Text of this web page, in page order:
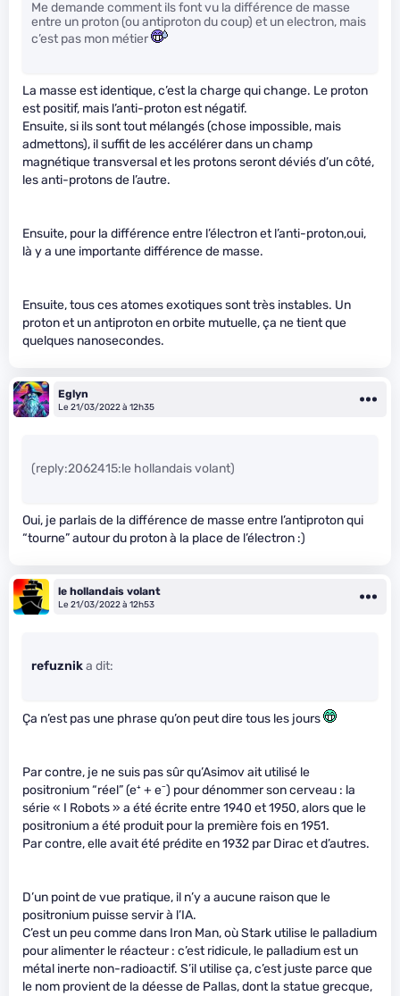
Me demande comment ils font vu la différence de masse
entre un proton (ou antiproton du coup) et un electron, mais
c’est pas mon métier
La masse est identique, c’est la charge qui change. Le proton
est positif, mais l’anti-proton est négatif.
Ensuite, si ils sont tout mélangés (chose impossible, mais
admettons), il suffit de les accélérer dans un champ
magnétique transversal et les protons seront déviés d’un côté,
les anti-protons de l’autre.
Ensuite, pour la différence entre l’électron et l’anti-proton,oui,
là y a une importante différence de masse.
Ensuite, tous ces atomes exotiques sont très instables. Un
proton et un antiproton en orbite mutuelle, ça ne tient que
quelques nanosecondes.
Eglyn
Le 21/03/2022 à 12h35
(reply:2062415:le hollandais volant)
Oui, je parlais de la différence de masse entre l’antiproton qui
“tourne” autour du proton à la place de l’électron :)
le hollandais volant
Le 21/03/2022 à 12h53
refuznika dit:
Ça n’est pas une phrase qu’on peut dire tous les jours
Par contre, je ne suis pas sûr qu’Asimov ait utilisé le
positronium “réel” (e⁺ + e⁻) pour dénommer son cerveau : la
série « I Robots » a été écrite entre 1940 et 1950, alors que le
positronium a été produit pour la première fois en 1951.
Par contre, elle avait été prédite en 1932 par Dirac et d’autres.
D’un point de vue pratique, il n’y a aucune raison que le
positronium puisse servir à l’IA.
C’est un peu comme dans Iron Man, où Stark utilise le palladium
pour alimenter le réacteur : c’est ridicule, le palladium est un
métal inerte non-radioactif. S’il utilise ça, c’est juste parce que
le nom provient de la déesse de Pallas, dont la statue grecque,